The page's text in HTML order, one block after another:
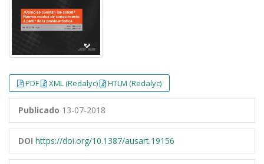
PDF XML (Redalyc) HTLM (Redalyc)
Publicado 13-07-2018
DOI https://doi.org/10.1387/ausart.19156